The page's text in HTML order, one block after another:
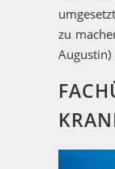
zu
Augustin)